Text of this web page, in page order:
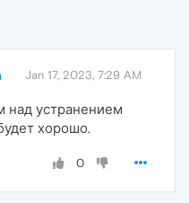
Jan 17, 2023, 7:29 AM
над устранением
хорошо.
0